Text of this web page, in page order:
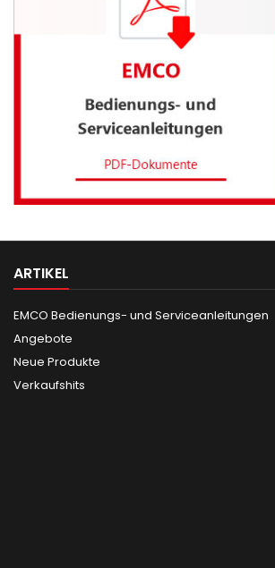
ARTIKEL
EMCO Bedienungs- und Serviceanleitungen
Angebote
Neue Produkte
Verkaufshits